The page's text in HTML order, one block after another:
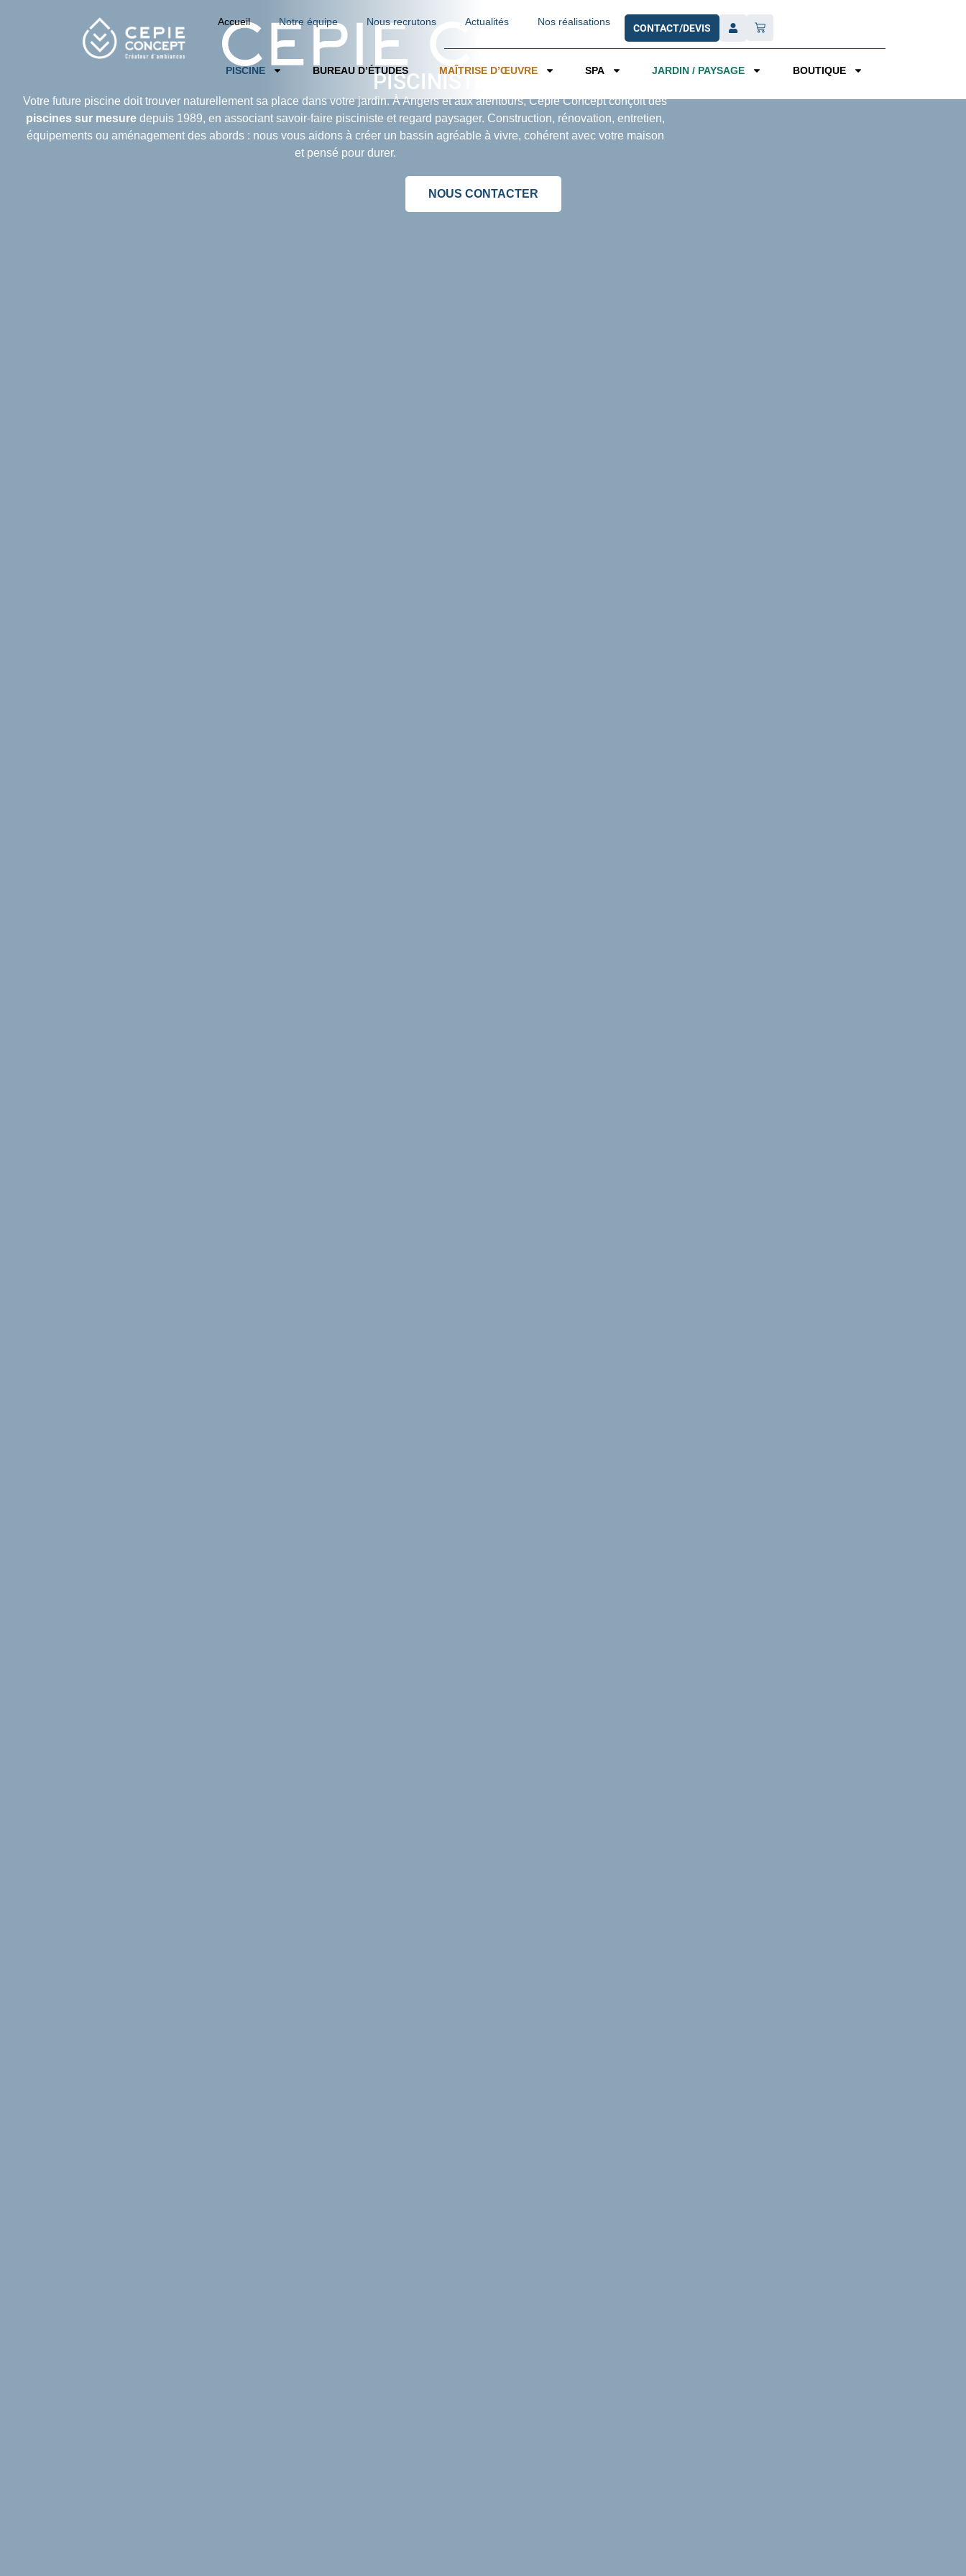
Accueil Notre équipe Nous recrutons Actualités Nos réalisations
CONTACT/DEVIS
PISCINE BUREAU D’ÉTUDES MAÎTRISE D’ŒUVRE SPA JARDIN / PAYSAGE BOUTIQUE
PISCINISTE À ANGERS
Votre future piscine doit trouver naturellement sa place dans votre jardin. À Angers et aux alentours, Cepie Concept conçoit des
piscines sur mesuredepuis 1989, en associant savoir-faire pisciniste et regard paysager. Construction, rénovation, entretien,
équipements ou aménagement des abords : nous vous aidons à créer un bassin agréable à vivre, cohérent avec votre maison
et pensé pour durer.
NOUS CONTACTER